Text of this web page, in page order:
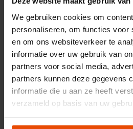
We gebruiken cookies om
personaliseren, om functies voor
en om ons websiteverkeer te
informatie over uw gebruik van
partners voor social media,
partners kunnen deze gegevens
informatie die u aan ze heeft
verzameld op basis van uw